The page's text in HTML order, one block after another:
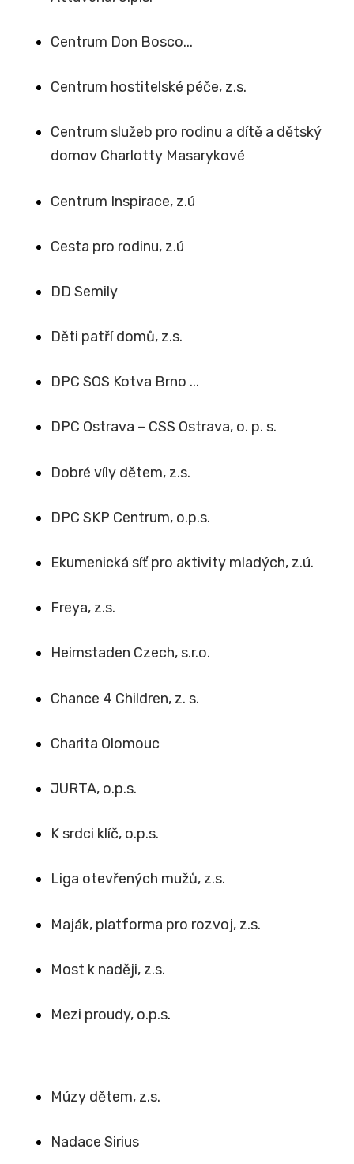
Centrum Don Bosco...
Centrum hostitelské péče, z.s.
Centrum služeb pro rodinu a dítě a dětský
domov Charlotty Masarykové
Centrum Inspirace, z.ú
Cesta pro rodinu, z.ú
DD Semily
Děti patří domů, z.s.
DPC SOS Kotva Brno ...
DPC Ostrava – CSS Ostrava, o. p. s.
Dobré víly dětem, z.s.
DPC SKP Centrum, o.p.s.
Ekumenická síť pro aktivity mladých, z.ú.
Freya, z.s.
Heimstaden Czech, s.r.o.
Chance 4 Children, z. s.
Charita Olomouc
JURTA, o.p.s.
K srdci klíč, o.p.s.
Liga otevřených mužů, z.s.
Maják, platforma pro rozvoj, z.s.
Most k naději, z.s.
Mezi proudy, o.p.s.
Múzy dětem, z.s.
Nadace Sirius